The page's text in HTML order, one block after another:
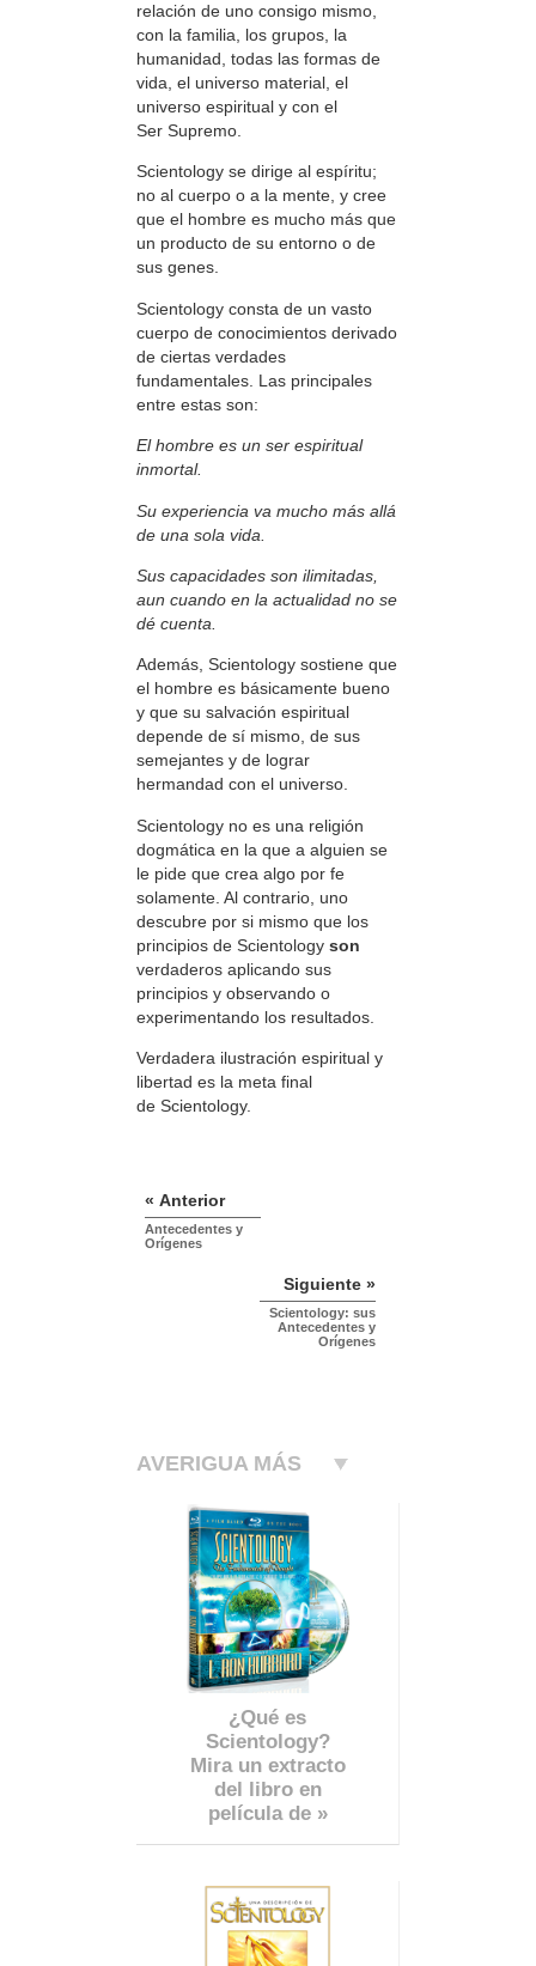
relación de uno consigo mismo,
con la familia, los grupos, la
humanidad, todas las formas de
vida, el universo material, el
universo espiritual y con el
Ser Supremo.
Scientology se dirige al espíritu;
no al cuerpo o a la mente, y cree
que el hombre es mucho más que
un producto de su entorno o de
sus genes.
Scientology consta de un vasto
cuerpo de conocimientos derivado
de ciertas verdades
fundamentales. Las principales
entre estas son:
El hombre es un ser espiritual
inmortal.
Su experiencia va mucho más allá
de una sola vida.
Sus capacidades son ilimitadas,
aun cuando en la actualidad no se
dé cuenta.
Además, Scientology sostiene que
el hombre es básicamente bueno
y que su salvación espiritual
depende de sí mismo, de sus
semejantes y de lograr
hermandad con el universo.
Scientology no es una religión
dogmática en la que a alguien se
le pide que crea algo por fe
solamente. Al contrario, uno
descubre por si mismo que los
principios de Scientology son
verdaderos aplicando sus
principios y observando o
experimentando los resultados.
Verdadera ilustración espiritual y
libertad es la meta final
de Scientology.
« Anterior
Antecedentes y
Orígenes
Siguiente »
Scientology: sus
Antecedentes y
Orígenes
AVERIGUA MÁS
¿Qué es
Scientology?
Mira un extracto
del libro en
película de »